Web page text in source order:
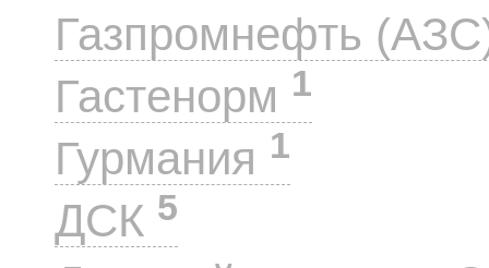
Газпромнефть
Гастенорм 1
Гурмания 1
ДСК 5